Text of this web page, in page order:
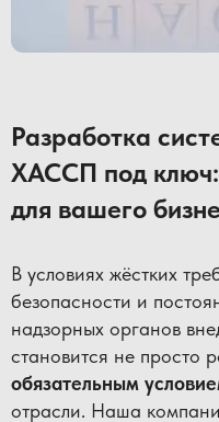
Разработка
ХАССП под
для вашего
В условиях жёстких
безопасности и
надзорных органов
становится не просто
обязательным
отрасли. Наша